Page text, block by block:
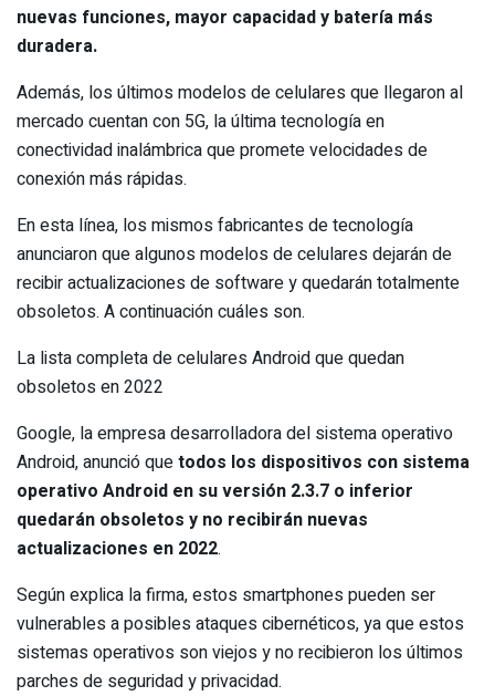
nuevas funciones, mayor capacidad y batería más
duradera.
Además, los últimos modelos de celulares que llegaron al
mercado cuentan con 5G, la última tecnología en
conectividad inalámbrica que promete velocidades de
conexión más rápidas.
En esta línea, los mismos fabricantes de tecnología
anunciaron que algunos modelos de celulares dejarán de
recibir actualizaciones de software y quedarán totalmente
obsoletos. A continuación cuáles son.
La lista completa de celulares Android que quedan
obsoletos en 2022
Google, la empresa desarrolladora del sistema operativo
Android, anunció quetodos los dispositivos con sistema
operativo Android en su versión 2.3.7 o inferior
quedarán obsoletos y no recibirán nuevas
actualizaciones en 2022.
Según explica la firma, estos smartphones pueden ser
vulnerables a posibles ataques cibernéticos, ya que estos
sistemas operativos son viejos y no recibieron los últimos
parches de seguridad y privacidad.